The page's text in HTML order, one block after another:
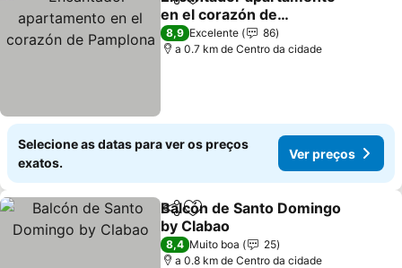
PartilharAdicionar aos favoritos
en el corazón de
Pamplona
8,9 Excelente
86
a 0.7 km de Centro da cidade
Selecione as datas para ver os preços
exatos.
Ver preços
PartilharAdicionar aos favoritos
Balcón de Santo Domingo
by Clabao
8,4 Muito boa
25
a 0.8 km de Centro da cidade